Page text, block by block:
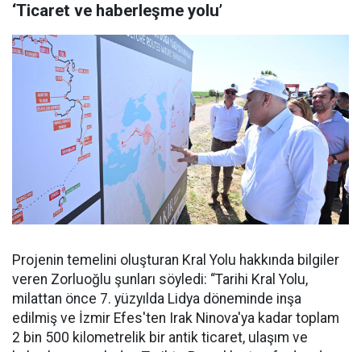
‘Ticaret ve haberleşme yolu’
Projenin temelini oluşturan Kral Yolu hakkında bilgiler
veren Zorluoğlu şunları söyledi: “Tarihi Kral Yolu,
milattan önce 7. yüzyılda Lidya döneminde inşa
edilmiş ve İzmir Efes'ten Irak Ninova'ya kadar toplam
2 bin 500 kilometrelik bir antik ticaret, ulaşım ve